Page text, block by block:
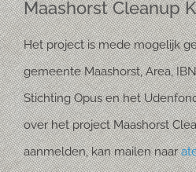
Maashorst Cleanup
Het project is mede mogelijk
gemeente Maashorst, Area,
Stichting Opus en het
over het project Maashorst
aanmelden, kan mailen naar